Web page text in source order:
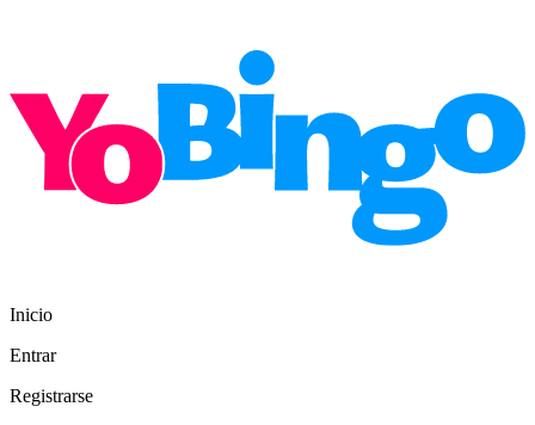
Inicio
Entrar
Registrarse